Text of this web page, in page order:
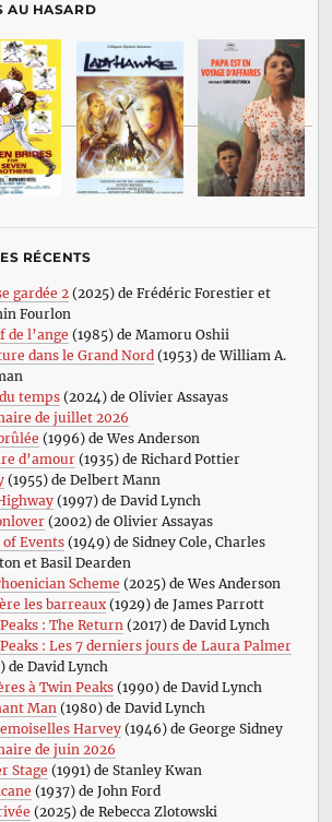
AU HASARD
RÉCENTS
gardée 2(2025) de Frédéric Forestier et
Fourlon
de l’ange (1985) de Mamoru Oshii
dans le Grand Nord(1953) de William A.
temps(2024) de Olivier Assayas
de juillet 2026
(1996) de Wes Anderson
d’amour(1935) de Richard Pottier
(1955) de Delbert Mann
(1997) de David Lynch
(2002) de Olivier Assayas
Events(1949) de Sidney Cole, Charles
et Basil Dearden
Scheme (2025) de Wes Anderson
les barreaux(1929) de James Parrott
: The Return(2017) de David Lynch
: Les 7 derniers jours de Laura Palmer
de David Lynch
à Twin Peaks(1990) de David Lynch
Man(1980) de David Lynch
Harvey(1946) de George Sidney
de juin 2026
Stage (1991) de Stanley Kwan
(1937) de John Ford
(2025) de Rebecca Zlotowski